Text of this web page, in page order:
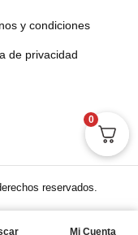
Mi Cuenta
y condiciones
de privacidad
reservados.
0